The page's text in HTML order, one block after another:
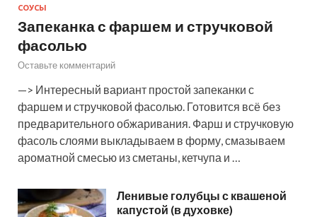
СОУСЫ
Запеканка с фаршем и стручковой
фасолью
Оставьте комментарий
—> Интересный вариант простой запеканки с
фаршем и стручковой фасолью. Готовится всё без
предварительного обжаривания. Фарш и стручковую
фасоль слоями выкладываем в форму, смазываем
ароматной смесью из сметаны, кетчупа и …
Ленивые голубцы с квашеной
капустой (в духовке)